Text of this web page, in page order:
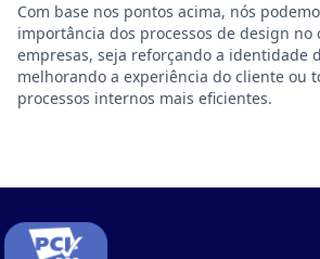
Com base nos pontos acima, nós
importância dos processos de design no
empresas, seja reforçando a identidade
melhorando a experiência do cliente ou
processos internos mais eficientes.